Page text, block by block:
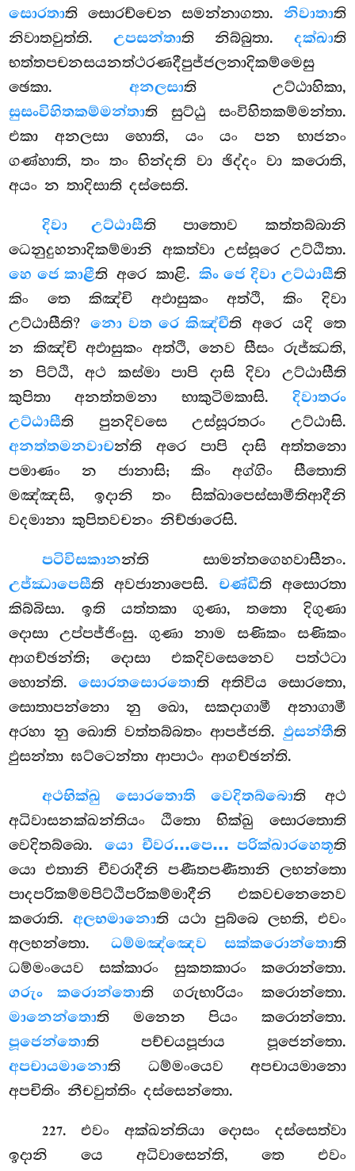
සොරතාති සොරච්චෙන සමන්නාගතා. නිවාතාති
නිවාතවුත්ති.උපසන්තාති නිබ්බුතා. දක්ඛාති
භත්තපචනසයනත්ථරණදීපුජ්ජලනාදිකම්මෙසු
ඡෙකා. අනලසාති උට්ඨාහිකා,
සුසංවිහිතකම්මන්තාති සුට්ඨු සංවිහිතකම්මන්තා.
එකා අනලසා හොති, යං යං පන භාජනං
ගණ්හාති, තං තං භින්දති වා ඡිද්දං වා කරොති,
අයං න තාදිසාති දස්සෙති.
දිවා උට්ඨාසීති පාතොව කත්තබ්බානි
ධෙනුදුහනාදිකම්මානි අකත්වා උස්සූරෙ උට්ඨිතා.
හෙ ජෙ කාළීති අරෙ කාළි. කිං ජෙ දිවා උට්ඨාසීති
කිං තෙ කිඤ්චි අඵාසුකං අත්ථි, කිං දිවා
උට්ඨාසීති?නො වත රෙ කිඤ්චීති අරෙ යදි තෙ
න කිඤ්චි අඵාසුකං අත්ථි, නෙව සීසං රුජ්ඣති,
න පිට්ඨි, අථ කස්මා පාපි දාසි දිවා උට්ඨාසීති
කුපිතා අනත්තමනා භාකුටිමකාසි. දිවාතරං
උට්ඨාසීති පුනදිවසෙ උස්සූරතරං උට්ඨාසි.
අනත්තමනවාචන්ති අරෙ පාපි දාසි අත්තනො
පමාණං න ජානාසි; කිං අග්ගිං සීතොති
මඤ්ඤසි, ඉදානි තං සික්ඛාපෙස්සාමීතිආදීනි
වදමානා කුපිතවචනං නිච්ඡාරෙසි.
පටිවිසකානන්ති සාමන්තගෙහවාසීනං.
උජ්ඣාපෙසීති අවජානාපෙසි. චණ්ඩීති අසොරතා
කිබ්බිසා. ඉති යත්තකා ගුණා, තතො දිගුණා
දොසා උප්පජ්ජිංසු. ගුණා නාම සණිකං සණිකං
ආගච්ඡන්ති; දොසා එකදිවසෙනෙව පත්ථටා
හොන්ති.සොරතසොරතොති අතිවිය සොරතො,
සොතාපන්නො නු ඛො, සකදාගාමී අනාගාමී
අරහා නු ඛොති වත්තබ්බතං ආපජ්ජති. ඵුසන්තීති
ඵුසන්තා ඝට්ටෙන්තා ආපාථං ආගච්ඡන්ති.
අථභික්ඛු සොරතොති වෙදිතබ්බොති අථ
අධිවාසනක්ඛන්තියං ඨිතො භික්ඛු සොරතොති
වෙදිතබ්බො.යො චීවර…පෙ… පරික්ඛාරහෙතූති
යො එතානි චීවරාදීනි පණීතපණීතානි ලභන්තො
පාදපරිකම්මපිට්ඨිපරිකම්මාදීනි එකවචනෙනෙව
කරොති. අලභමානොති යථා පුබ්බෙ ලභති, එවං
අලභන්තො. ධම්මඤ්ඤෙව සක්කරොන්තොති
ධම්මංයෙව සක්කාරං සුකතකාරං කරොන්තො.
ගරුං කරොන්තොති ගරුභාරියං කරොන්තො.
මානෙන්තොති මනෙන පියං කරොන්තො.
පූජෙන්තොති පච්චයපූජාය පූජෙන්තො.
අපචායමානොති ධම්මංයෙව අපචායමානො
අපචිතිං නීචවුත්තිං දස්සෙන්තො.
227. එවං අක්ඛන්තියා දොසං දස්සෙත්වා
ඉදානි යෙ අධිවාසෙන්ති, තෙ එවං